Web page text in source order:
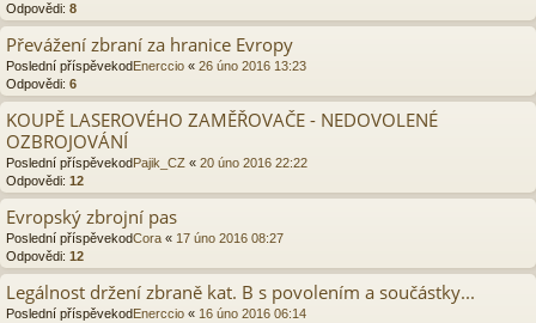
Odpovědi: 8
Převážení zbraní za hranice Evropy
Poslední příspěvekodEnerccio « 26 úno 2016 13:23
Odpovědi: 6
KOUPĚ LASEROVÉHO ZAMĚŘOVAČE - NEDOVOLENÉ
OZBROJOVÁNÍ
Poslední příspěvekodPajik_CZ « 20 úno 2016 22:22
Odpovědi: 12
Evropský zbrojní pas
Poslední příspěvekodCora « 17 úno 2016 08:27
Odpovědi: 12
Legálnost držení zbraně kat. B s povolením a součástky...
Poslední příspěvekodEnerccio « 16 úno 2016 06:14